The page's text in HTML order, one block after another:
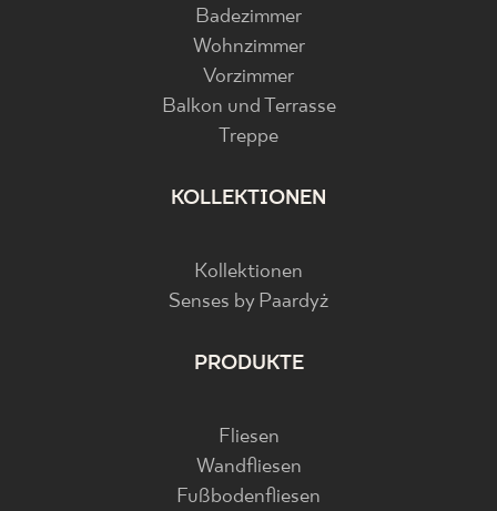
Badezimmer
Wohnzimmer
Vorzimmer
Balkon und Terrasse
Treppe
KOLLEKTIONEN
Kollektionen
Senses by Paardyż
PRODUKTE
Fliesen
Wandfliesen
Fußbodenfliesen